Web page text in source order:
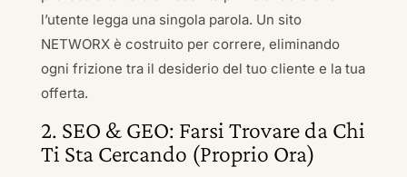
l’utente legga una singola parola. Un sito
NETWORX è costruito per correre, eliminando
ogni frizione tra il desiderio del tuo cliente e la tua
offerta.
2. SEO & GEO: Farsi Trovare da Chi
Ti Sta Cercando (Proprio Ora)